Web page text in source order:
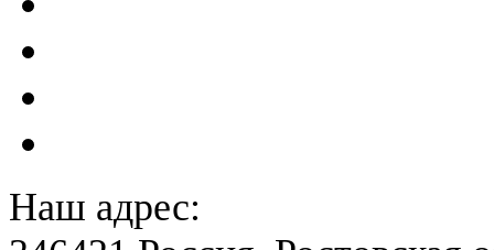
Наш адрес: